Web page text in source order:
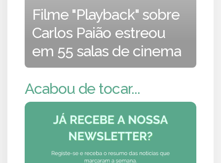
Filme "Playback" sobre
Carlos Paião estreou
em 55 salas de cinema
Acabou de tocar...